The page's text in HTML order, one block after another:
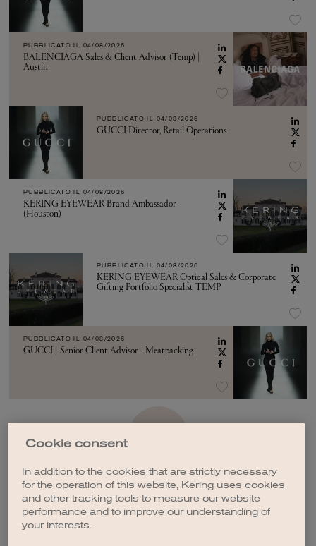
PUBBLICATO IL 04/08/2026
BALENCIAGA Sales & Client Advisor (Temp) |
Austin
PUBBLICATO IL 04/08/2026
GUCCI Director, Retail Operations
PUBBLICATO IL 04/08/2026
KERING EYEWEAR Brand Ambassador
(Houston)
PUBBLICATO IL 04/08/2026
KERING EYEWEAR Optical Sales & Corporate
Gifting Portfolio Specialist TEMP
PUBBLICATO IL 04/08/2026
GUCCI | Senior Client Advisor - Meatpacking
Cookie consent
In addition to the cookies that are strictly necessary
for the operation of this website, Kering uses cookies
and other tracking tools to measure our website
performance and to improve our understanding of
your interests.